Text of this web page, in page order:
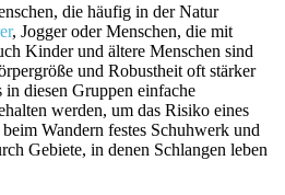
die häufig⁣ in der Natur
, Jogger oder Menschen, die ⁣mit
Kinder und ältere Menschen sind
und Robustheit oft stärker
in⁣ diesen Gruppen einfache
werden,‌ um das ⁣Risiko eines
Wandern festes Schuhwerk und⁤
Gebiete, in denen Schlangen leben⁢